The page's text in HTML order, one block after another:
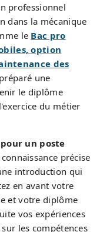
professionnel
dans la mécanique
le Bac pro
option
des
une
le diplôme
du métier
un poste
précise
introduction qui
en avant votre
et votre diplôme
vos expériences
les compétences